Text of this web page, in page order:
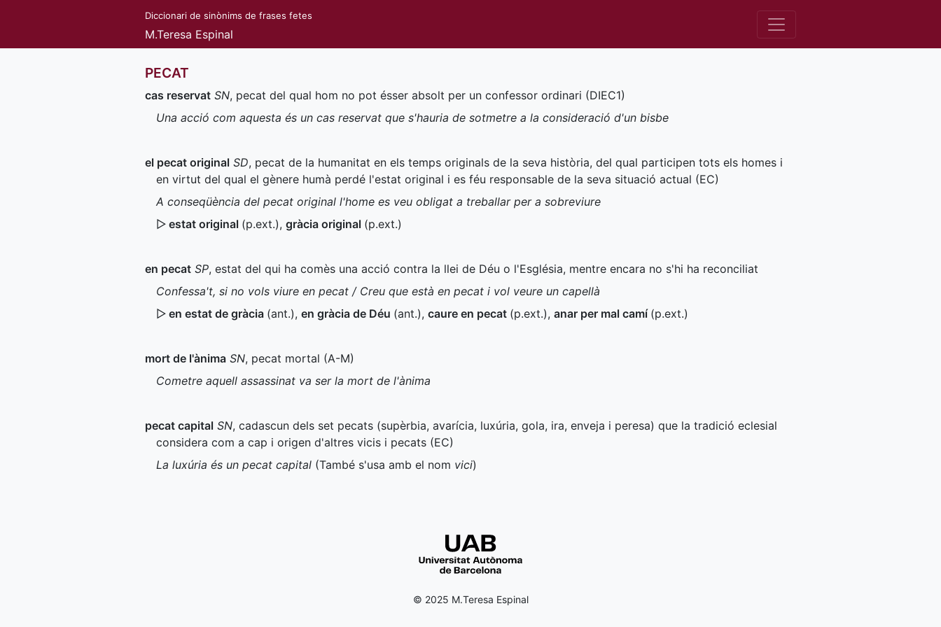
Diccionari de sinònims de frases fetes
M.Teresa Espinal
PECAT
cas reservat SN, pecat del qual hom no pot ésser absolt per un confessor ordinari (DIEC1)
Una acció com aquesta és un cas reservat que s'hauria de sotmetre a la consideració d'un bisbe
el pecat original SD, pecat de la humanitat en els temps originals de la seva història, del qual participen tots els homes i
en virtut del qual el gènere humà perdé l'estat original i es féu responsable de la seva situació actual (EC)
A conseqüència del pecat original l'home es veu obligat a treballar per a sobreviure
▷ estat original (p.ext.), gràcia original (p.ext.)
en pecat SP, estat del qui ha comès una acció contra la llei de Déu o l'Església, mentre encara no s'hi ha reconciliat
Confessa't, si no vols viure en pecat / Creu que està en pecat i vol veure un capellà
▷ en estat de gràcia (ant.), en gràcia de Déu (ant.), caure en pecat (p.ext.), anar per mal camí (p.ext.)
mort de l'ànima SN, pecat mortal (A-M)
Cometre aquell assassinat va ser la mort de l'ànima
pecat capital SN, cadascun dels set pecats (supèrbia, avarícia, luxúria, gola, ira, enveja i peresa) que la tradició eclesial
considera com a cap i origen d'altres vicis i pecats (EC)
La luxúria és un pecat capital (També s'usa amb el nom vici)
© 2025 M.Teresa Espinal